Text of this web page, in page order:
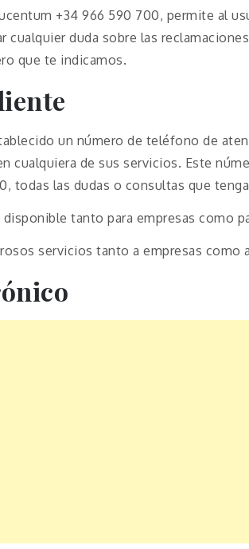
+34 966 590 700, permite al
cualquier duda sobre las
que te indicamos.
un número de teléfono de
cualquiera de sus servicios. Este
todas las dudas o consultas que
tanto para empresas como
servicios tanto a empresas como